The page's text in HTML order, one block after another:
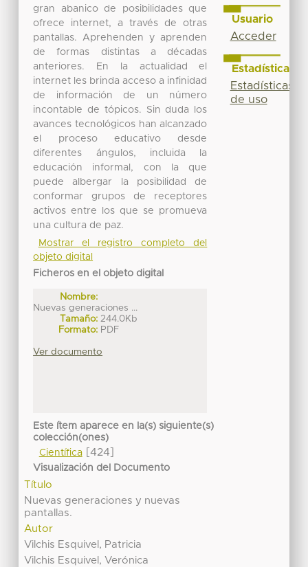
gran abanico de posibilidades que
ofrece internet, a través de otras
pantallas. Aprehenden y aprenden
de formas distintas a décadas
anteriores. En la actualidad el
internet les brinda acceso a infinidad
de información de un número
incontable de tópicos. Sin duda los
avances tecnológicos han alcanzado
el proceso educativo desde
diferentes ángulos, incluida la
educación informal, con la que
puede albergar la posibilidad de
conformar grupos de receptores
activos entre los que se promueva
una cultura de paz.
Mostrar el registro completo del
objeto digital
Ficheros en el objeto digital
Nombre:
Nuevas generaciones ...
Tamaño: 244.0Kb
Formato: PDF
Ver documento
Este ítem aparece en la(s) siguiente(s)
colección(ones)
Científica[424]
Visualización del Documento
Título
Nuevas generaciones y nuevas
pantallas.
Autor
Vilchis Esquivel, Patricia
Vilchis Esquivel, Verónica
Usuario
Acceder
Estadísticas
Estadísticas
de uso